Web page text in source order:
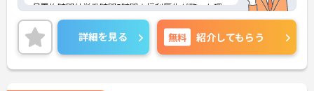
月平均時間外労働時間5時間☆福利厚生が整った環
境での就業です♪
ご興味ある方には、面接対策ポイントなど、さらに
詳細をお話しいたしますのでお気軽にご相談くださ
い。
詳細を見る 無料 紹介してもらう